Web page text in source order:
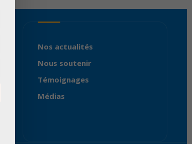
Nos actualités
Nous soutenir
Témoignages
Médias